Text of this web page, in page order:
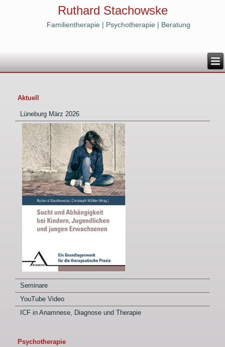
Ruthard Stachowske
Familientherapie | Psychotherapie | Beratung
Aktuell
Lüneburg März 2026
Seminare
YouTube Video
ICF in Anamnese, Diagnose und Therapie
Psychotherapie